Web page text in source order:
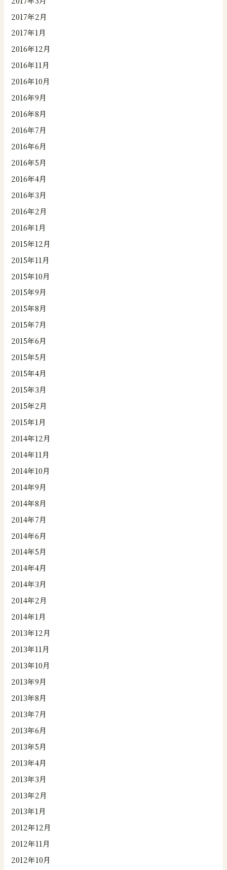
2017年2月
2017年1月
2016年12月
2016年11月
2016年10月
2016年9月
2016年8月
2016年7月
2016年6月
2016年5月
2016年4月
2016年3月
2016年2月
2016年1月
2015年12月
2015年11月
2015年10月
2015年9月
2015年8月
2015年7月
2015年6月
2015年5月
2015年4月
2015年3月
2015年2月
2015年1月
2014年12月
2014年11月
2014年10月
2014年9月
2014年8月
2014年7月
2014年6月
2014年5月
2014年4月
2014年3月
2014年2月
2014年1月
2013年12月
2013年11月
2013年10月
2013年9月
2013年8月
2013年7月
2013年6月
2013年5月
2013年4月
2013年3月
2013年2月
2013年1月
2012年12月
2012年11月
2012年10月